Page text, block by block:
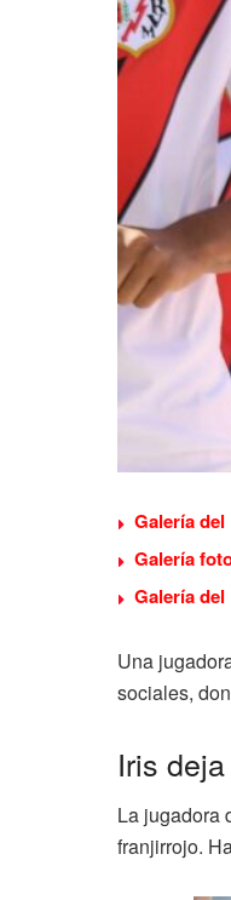
Galería
Galería
Galería del
Una
sociales,
Iris
La jugadora
franjirrojo.